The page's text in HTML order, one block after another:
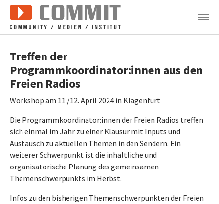
Zum Hauptinhalt springen
Treffen der
Programmkoordinator:innen aus den
Freien Radios
Workshop am 11./12. April 2024 in Klagenfurt
Die Programmkoordinator:innen der Freien Radios treffen
sich einmal im Jahr zu einer Klausur mit Inputs und
Austausch zu aktuellen Themen in den Sendern. Ein
weiterer Schwerpunkt ist die inhaltliche und
organisatorische Planung des gemeinsamen
Themenschwerpunkts im Herbst.
Infos zu den bisherigen Themenschwerpunkten der Freien